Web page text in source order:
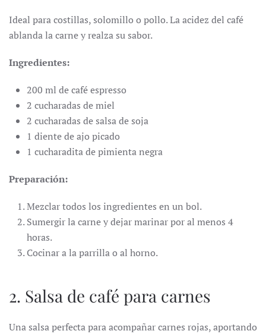
Ideal para costillas, solomillo o pollo. La acidez del café
ablanda la carne y realza su sabor.
Ingredientes:
200 ml de café espresso
2 cucharadas de miel
2 cucharadas de salsa de soja
1 diente de ajo picado
1 cucharadita de pimienta negra
Preparación:
Mezclar todos los ingredientes en un bol.
Sumergir la carne y dejar marinar por al menos 4
horas.
Cocinar a la parrilla o al horno.
2. Salsa de café para carnes
Una salsa perfecta para acompañar carnes rojas, aportando